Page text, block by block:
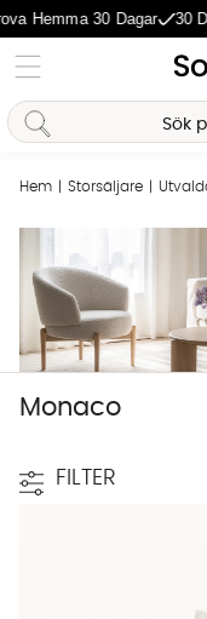
Hemma 30 Dagar 30
Hem Storsäljare
Monaco
FILTER
Sofia Direkt